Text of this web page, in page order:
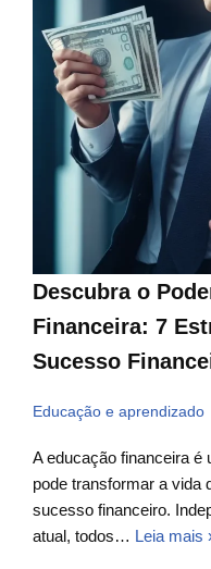
Descubra o
Financeira: 7
Sucesso
Educação e aprendizado
A educação financeira é
pode transformar a vida
sucesso financeiro.
atual, todos… Leia mais